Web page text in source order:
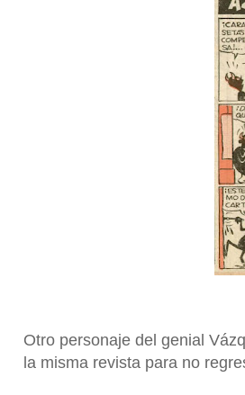
Otro personaje del genial
la misma revista para no